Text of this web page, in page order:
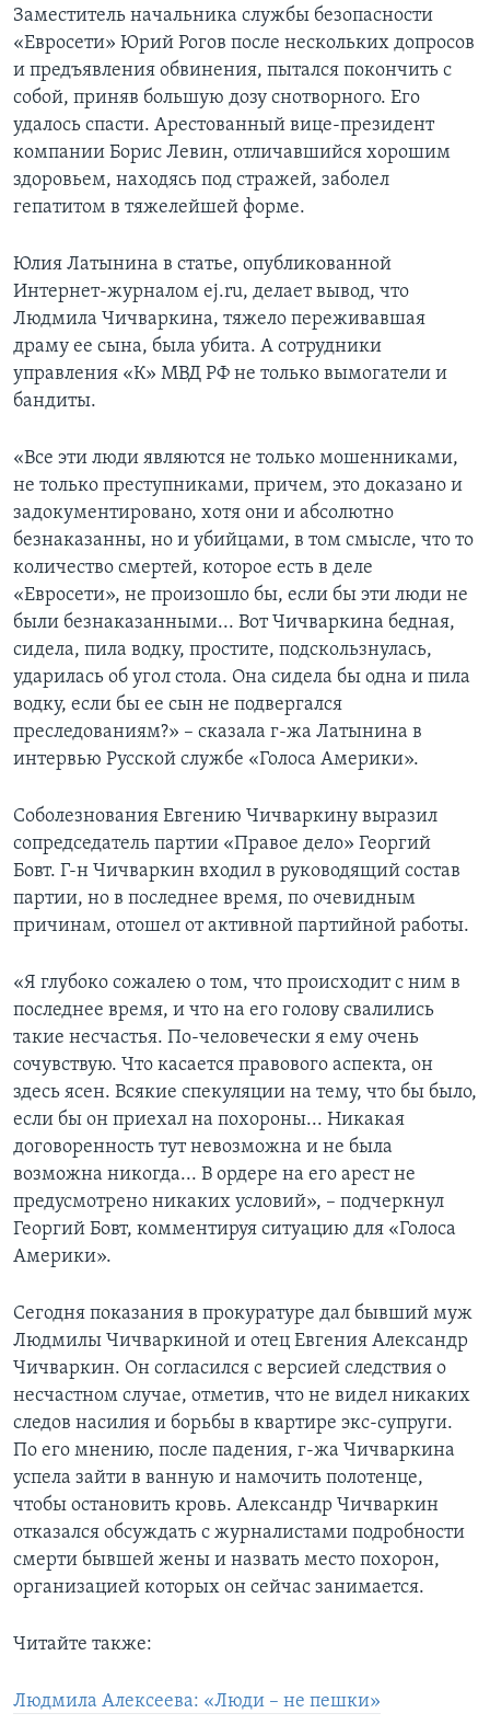
Заместитель начальника службы безопасности
«Евросети» Юрий Рогов после нескольких допросов
и предъявления обвинения, пытался покончить с
собой, приняв большую дозу снотворного. Его
удалось спасти. Арестованный вице-президент
компании Борис Левин, отличавшийся хорошим
здоровьем, находясь под стражей, заболел
гепатитом в тяжелейшей форме.
Юлия Латынина в статье, опубликованной
Интернет-журналом ej.ru, делает вывод, что
Людмила Чичваркина, тяжело переживавшая
драму ее сына, была убита. А сотрудники
управления «К» МВД РФ не только вымогатели и
бандиты.
«Все эти люди являются не только мошенниками,
не только преступниками, причем, это доказано и
задокументировано, хотя они и абсолютно
безнаказанны, но и убийцами, в том смысле, что то
количество смертей, которое есть в деле
«Евросети», не произошло бы, если бы эти люди не
были безнаказанными... Вот Чичваркина бедная,
сидела, пила водку, простите, подскользнулась,
ударилась об угол стола. Она сидела бы одна и пила
водку, если бы ее сын не подвергался
преследованиям?» – сказала г-жа Латынина в
интервью Русской службе «Голоса Америки».
Соболезнования Евгению Чичваркину выразил
сопредседатель партии «Правое дело» Георгий
Бовт. Г-н Чичваркин входил в руководящий состав
партии, но в последнее время, по очевидным
причинам, отошел от активной партийной работы.
«Я глубоко сожалею о том, что происходит с ним в
последнее время, и что на его голову свалились
такие несчастья. По-человечески я ему очень
сочувствую. Что касается правового аспекта, он
здесь ясен. Всякие спекуляции на тему, что бы было,
если бы он приехал на похороны... Никакая
договоренность тут невозможна и не была
возможна никогда... В ордере на его арест не
предусмотрено никаких условий», – подчеркнул
Георгий Бовт, комментируя ситуацию для «Голоса
Америки».
Сегодня показания в прокуратуре дал бывший муж
Людмилы Чичваркиной и отец Евгения Александр
Чичваркин. Он согласился с версией следствия о
несчастном случае, отметив, что не видел никаких
следов насилия и борьбы в квартире экс-супруги.
По его мнению, после падения, г-жа Чичваркина
успела зайти в ванную и намочить полотенце,
чтобы остановить кровь. Александр Чичваркин
отказался обсуждать с журналистами подробности
смерти бывшей жены и назвать место похорон,
организацией которых он сейчас занимается.
Читайте также:
Людмила Алексеева: «Люди – не пешки»